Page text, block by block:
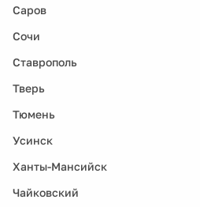
Саров
Сочи
Ставрополь
Тверь
Тюмень
Усинск
Ханты-Мансийск
Чайковский